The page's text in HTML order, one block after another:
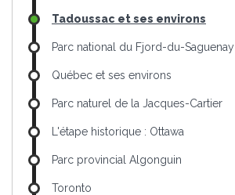
Tadoussac et ses environs
Parc national du Fjord-du-Saguenay
Québec et ses environs
Parc naturel de la Jacques-Cartier
L'étape historique : Ottawa
Parc provincial Algonguin
Toronto